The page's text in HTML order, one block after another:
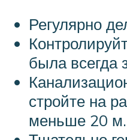
Регулярно
была всегда
стройте на
меньше 20 м.